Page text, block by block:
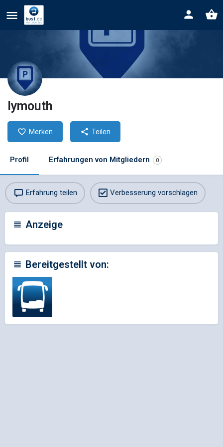
lymouth
Merken Teilen
Profil Erfahrungen von Mitgliedern 0
Erfahrung teilen Verbesserung vorschlagen
Anzeige
Bereitgestellt von: